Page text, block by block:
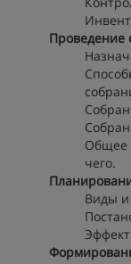
Проведение
Общее
чего.
Виды и